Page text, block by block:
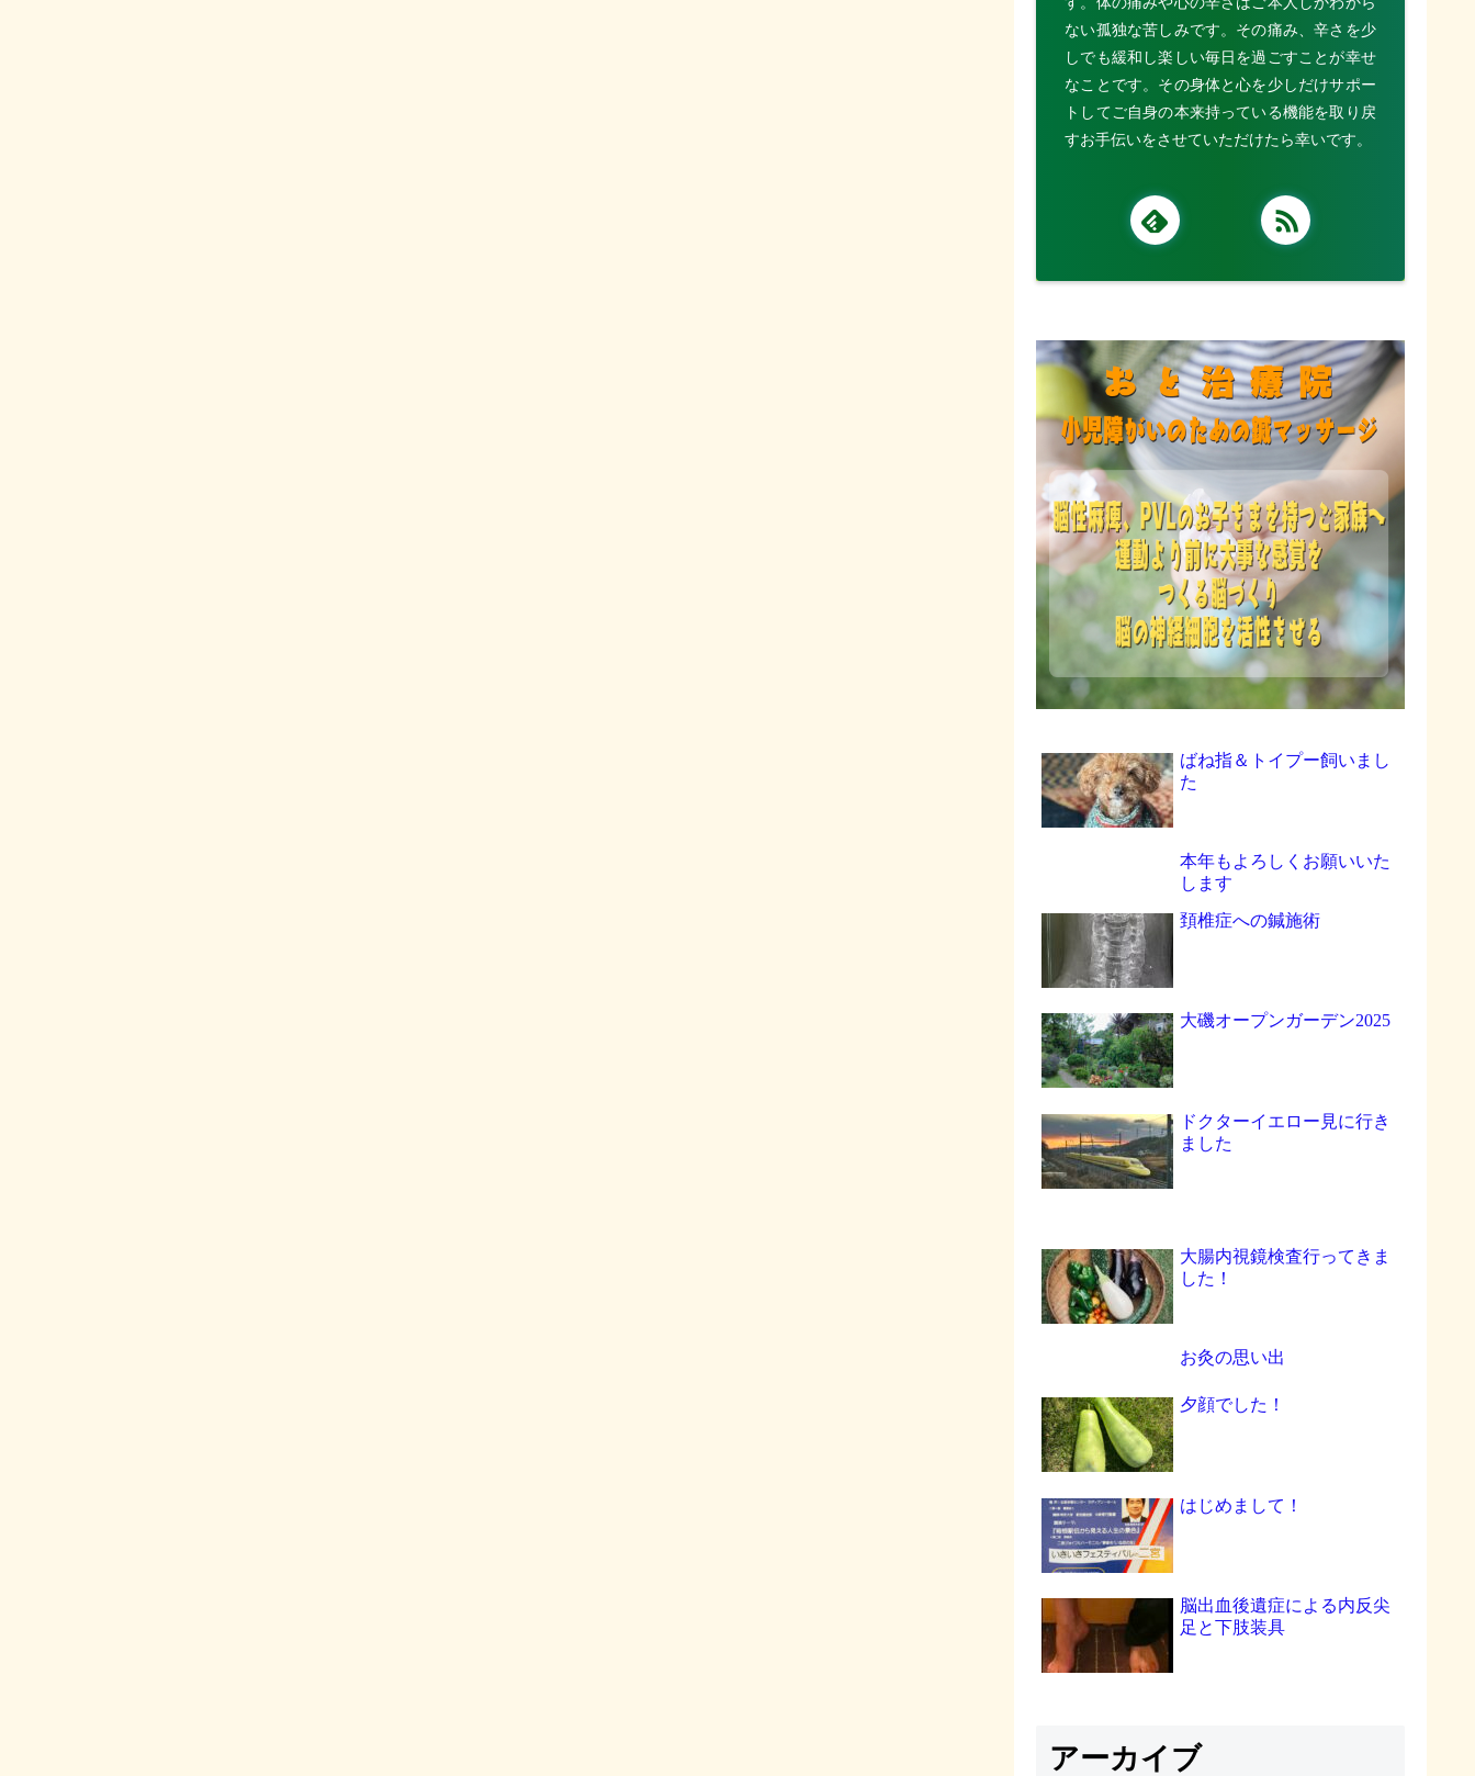
ない孤独な苦しみです。その痛み、辛さを少
しでも緩和し楽しい毎日を過ごすことが幸せ
なことです。その身体と心を少しだけサポー
トしてご自身の本来持っている機能を取り戻
すお手伝いをさせていただけたら幸いです。
ばね指＆トイプー飼いまし
た
本年もよろしくお願いいた
します
頚椎症への鍼施術
大磯オープンガーデン2025
ドクターイエロー見に行き
ました
大腸内視鏡検査行ってきま
した！
お灸の思い出
夕顔でした！
はじめまして！
脳出血後遺症による内反尖
足と下肢装具
アーカイブ